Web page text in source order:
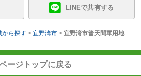
LINEで共有する
から探す > 宜野湾市 > 宜野湾市普天間軍用地
ージトップに戻る